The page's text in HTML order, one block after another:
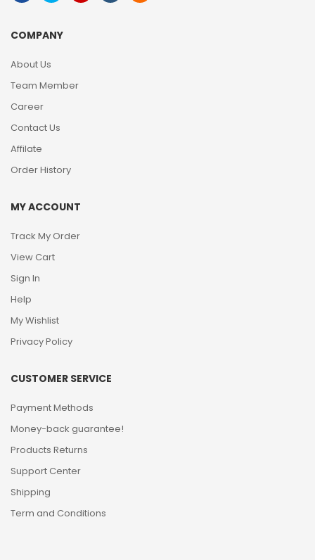
COMPANY
About Us
Team Member
Career
Contact Us
Affilate
Order History
MY ACCOUNT
Track My Order
View Cart
Sign In
Help
My Wishlist
Privacy Policy
CUSTOMER SERVICE
Payment Methods
Money-back guarantee!
Products Returns
Support Center
Shipping
Term and Conditions